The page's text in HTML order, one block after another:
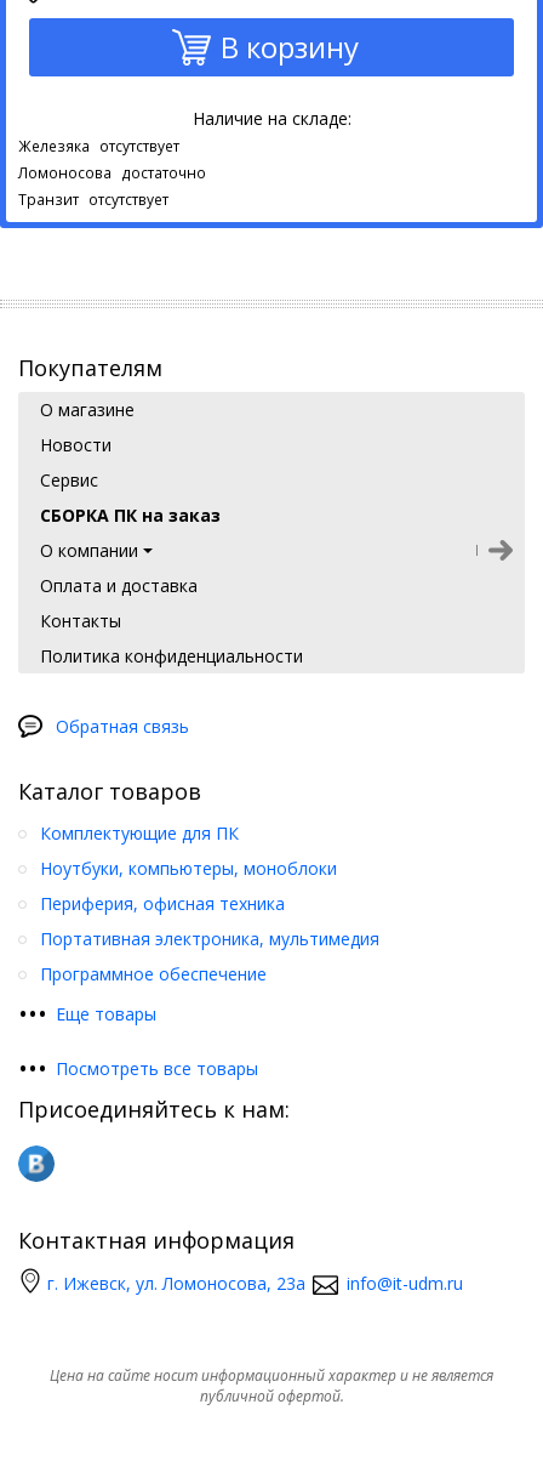
В корзину
Наличие на складе:
Железяка отсутствует
Ломоносова достаточно
Транзит отсутствует
Покупателям
О магазине
Новости
Сервис
СБОРКА ПК на заказ
О компании
Оплата и доставка
Контакты
Политика конфиденциальности
Обратная связь
Каталог товаров
••• Еще товары
Комплектующие для ПК
Ноутбуки, компьютеры, моноблоки
Периферия, офисная техника
Портативная электроника, мультимедия
Программное обеспечение
••• Посмотреть все товары
Присоединяйтесь к нам:
Контактная информация
г. Ижевск, ул. Ломоносова, 23а info@it-udm.ru
Цена на сайте носит информационный характер и не является
публичной офертой.